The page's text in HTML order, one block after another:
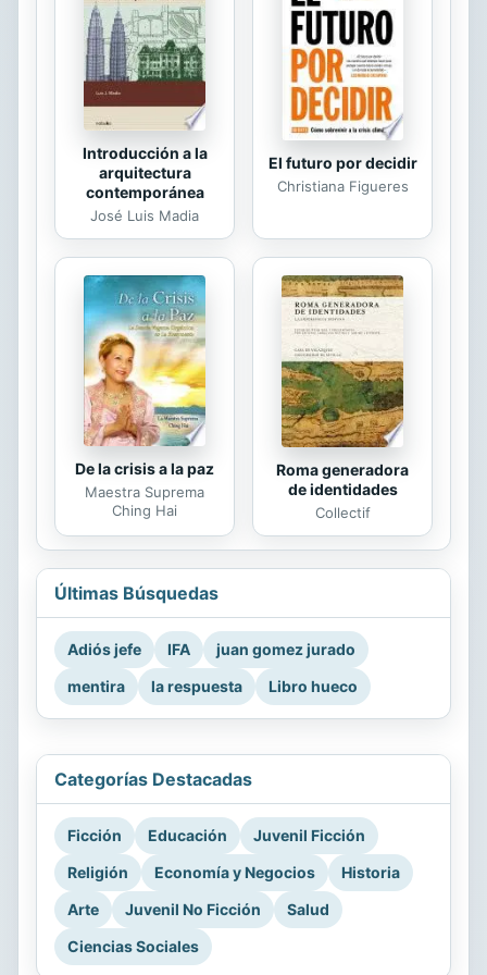
Introducción a la
arquitectura
contemporánea
José Luis Madia
El futuro por decidir
Christiana Figueres
De la crisis a la paz
Maestra Suprema
Ching Hai
Roma generadora
de identidades
Collectif
Últimas Búsquedas
Adiós jefe IFA
juan gomez jurado
mentira
la respuesta Libro hueco
Categorías Destacadas
Ficción Educación
Juvenil Ficción
Religión
Economía y Negocios
Historia
Arte
Juvenil No Ficción
Salud
Ciencias Sociales